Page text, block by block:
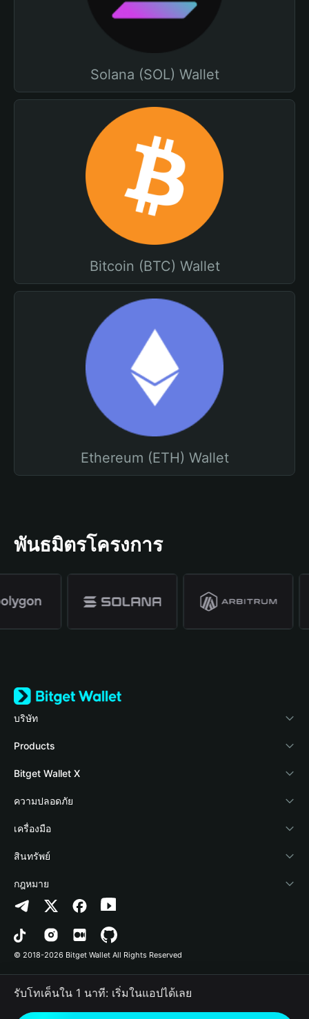
Solana (SOL) Wallet
Bitcoin (BTC) Wallet
Ethereum (ETH) Wallet
พันธมิตรโครงการ
บริษัท
เกี่ยวกับ Bitget Wallet
Blog
Academy
ข่าวสารด้านคริปโต
ศูนย์ช่วยเหลือ
ติดต่อเรา
ทรัพยากรข้อมูลของแบรนด์
อาชีพ
Products
Crypto Card
Stablecoin Earn
Payfi Crypto
Crypto Swap API
Altcoin Season Index
Prediction Markets
DApp
RWA
Bitget Wallet X
นักพัฒนา
เชื่อมต่อ Wallet
Bitget Wallet Pay
ลิสต์โปรเจกต์
ความปลอดภัย
Protection Fund
เทคโนโลยีความปลอดภัย
เครื่องมือ
ซื้อคริปโต
การตรวจจับการอนุญาต
การตรวจจับสัญญา
การโอนเป็นชุด
สินทรัพย์
Arbitrum
Avalanche
Bitcoin
Polygon
กฎหมาย
นโยบายความเป็นส่วนตัว
ข้อตกลงในการใช้บริการ
© 2018-2026 Bitget Wallet All Rights Reserved
รับโทเค็นใน 1 นาที: เริ่มในแอปได้เลย